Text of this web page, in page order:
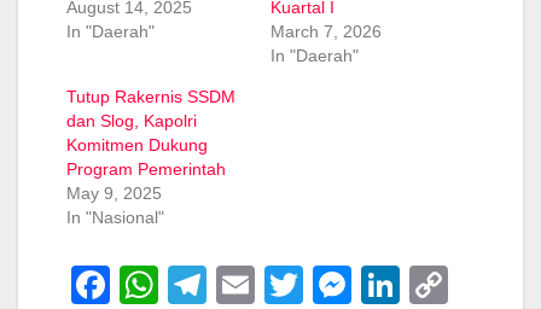
August 14, 2025
In "Daerah"
Kuartal I
March 7, 2026
In "Daerah"
Tutup Rakernis SSDM
dan Slog, Kapolri
Komitmen Dukung
Program Pemerintah
May 9, 2025
In "Nasional"
F
W
T
E
T
M
Li